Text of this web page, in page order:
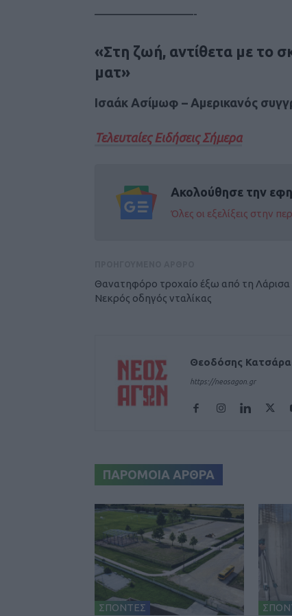
————————-
«Στη ζωή, αντίθετα με το
ματ»
Ισαάκ Ασίμωφ – Αμερικανός
Τελευταίες Ειδήσεις Σήμερα
Ακολούθησε την
Όλες οι εξελίξεις στην
Θανατηφόρο τροχαίο έξω από τη Λάρισα
Νεκρός οδηγός νταλίκας
Θεοδόσης
https://neosagon.gr
ΠΑΡΟΜΟΙΑ ΑΡΘΡΑ
ΣΠΟΝΤΕΣ